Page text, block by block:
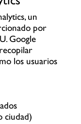
un
por
Google
los usuarios
ciudad)